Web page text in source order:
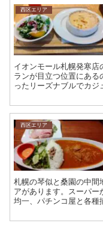
西区エリア
イオンモール札幌発寒店
ランが目立つ位置にある
ったリーズナブルでカ
ランだったのです。セ
ゆったりとくつろげます
西区エリア
札幌の琴似と桑園の中間
アがあります。スーパー
均一、パチンコ屋と各種
れたむさしの森珈琲 札